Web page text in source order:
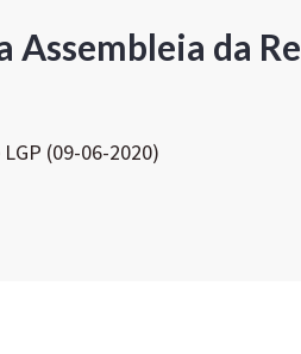
Assembleia da
(09-06-2020)